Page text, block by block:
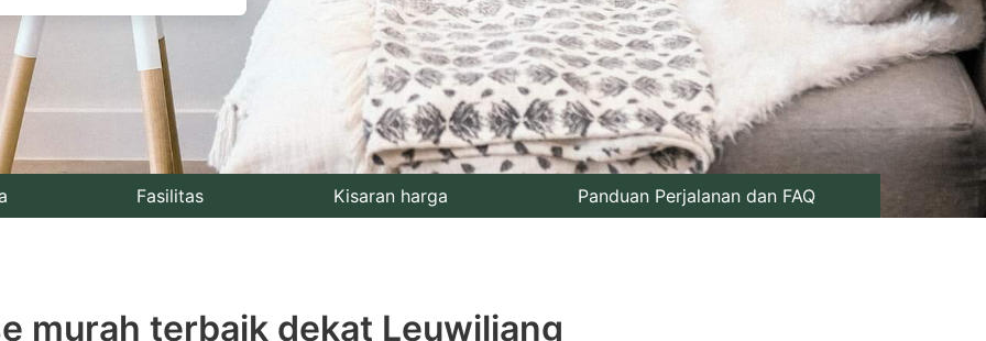
Fasilitas Kisaran harga Panduan Perjalanan dan FAQ
murah terbaik dekat Leuwiliang